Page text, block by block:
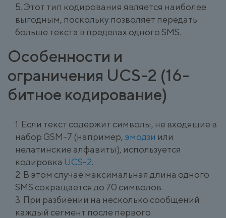
Этот тип кодирования является наиболее
выгодным, поскольку позволяет передать
больше текста в пределах одного SMS.
Особенности и
ограничения UCS-2 (16-
битное кодирование)
Если текст содержит символы, не входящие в
набор GSM-7 (например, эмодзи или
нелатинские алфавиты), используется
кодировка UCS-2.
В этом случае максимальная длина одного
SMS сокращается до 70 символов.
При разбиении на несколько сообщений
каждый сегмент после первого